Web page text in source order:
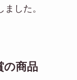
した。
の商品